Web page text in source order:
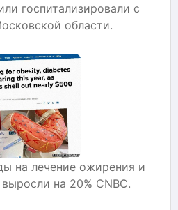
госпитализировали с
области.
на лечение ожирения и
на 20% CNBC.